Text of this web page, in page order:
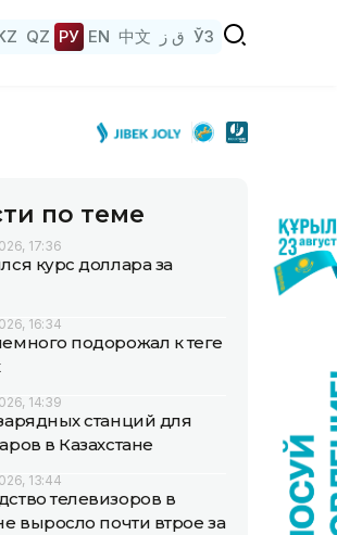
QZ РУ EN 中文 ق ز ЎЗ
по теме
17:36
курс доллара за
16:34
подорожал к теңге
14:39
станций для
в Казахстане
13:44
телевизоров в
выросло почти втрое за